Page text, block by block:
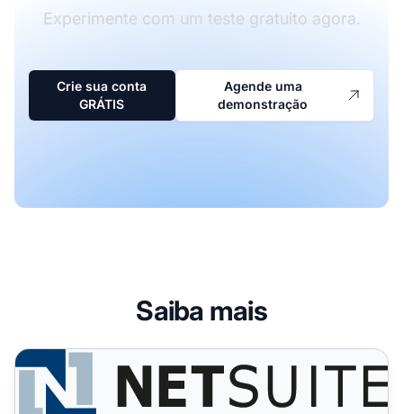
Experimente com um teste gratuito agora.
Crie sua conta
GRÁTIS
Agende uma
demonstração
Saiba mais
NetSuite